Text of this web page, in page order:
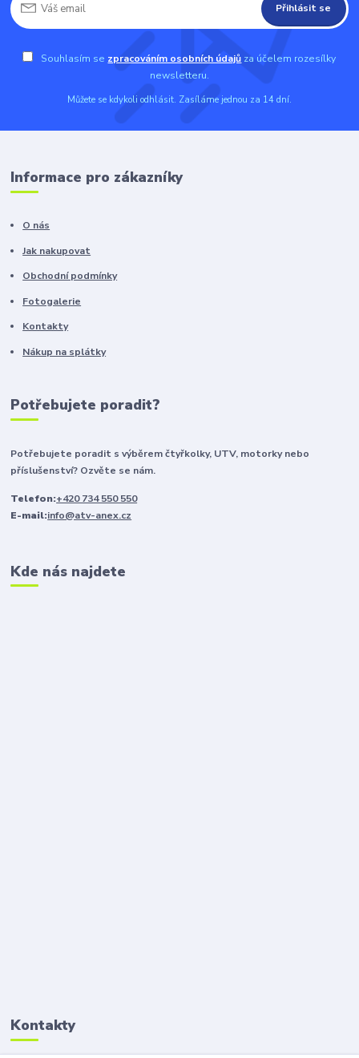
Přihlásit se
Souhlasím se zpracováním osobních údajů za účelem rozesílky
newsletteru.
Můžete se kdykoli odhlásit. Zasíláme jednou za 14 dní.
Informace pro zákazníky
O nás
Jak nakupovat
Obchodní podmínky
Fotogalerie
Kontakty
Nákup na splátky
Potřebujete poradit?
Potřebujete poradit s výběrem čtyřkolky, UTV, motorky nebo
příslušenství? Ozvěte se nám.
Telefon:+420 734 550 550
E-mail:info@atv-anex.cz
Kde nás najdete
Kontakty